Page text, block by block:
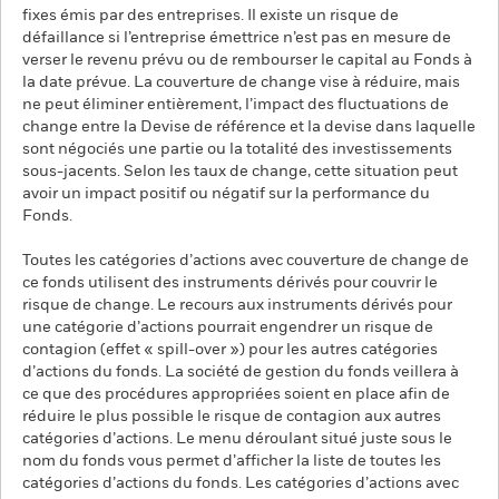
fixes émis par des entreprises. Il existe un risque de
défaillance si l’entreprise émettrice n’est pas en mesure de
verser le revenu prévu ou de rembourser le capital au Fonds à
la date prévue. La couverture de change vise à réduire, mais
ne peut éliminer entièrement, l’impact des fluctuations de
change entre la Devise de référence et la devise dans laquelle
sont négociés une partie ou la totalité des investissements
sous-jacents. Selon les taux de change, cette situation peut
avoir un impact positif ou négatif sur la performance du
Fonds.
Toutes les catégories d’actions avec couverture de change de
ce fonds utilisent des instruments dérivés pour couvrir le
risque de change. Le recours aux instruments dérivés pour
une catégorie d’actions pourrait engendrer un risque de
contagion (effet « spill-over ») pour les autres catégories
d’actions du fonds. La société de gestion du fonds veillera à
ce que des procédures appropriées soient en place afin de
réduire le plus possible le risque de contagion aux autres
catégories d’actions. Le menu déroulant situé juste sous le
nom du fonds vous permet d’afficher la liste de toutes les
catégories d’actions du fonds. Les catégories d’actions avec